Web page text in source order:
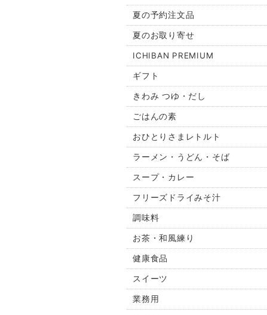
夏の予約注文品
夏のお取り寄せ
ICHIBAN PREMIUM
ギフト
きわみ つゆ・だし
ごはんの素
おひとりさまレトルト
ラーメン・うどん・そば
スープ・カレー
フリーズドライみそ汁
調味料
お茶・和風練り
健康食品
スイーツ
業務用